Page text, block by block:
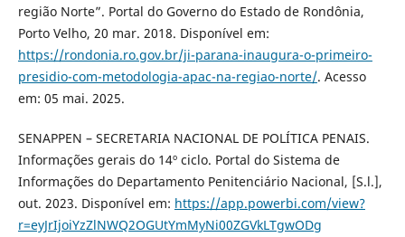
região Norte”. Portal do Governo do Estado de Rondônia,
Porto Velho, 20 mar. 2018. Disponível em:
https://rondonia.ro.gov.br/ji-parana-inaugura-o-primeiro-
presidio-com-metodologia-apac-na-regiao-norte/. Acesso
em: 05 mai. 2025.
SENAPPEN – SECRETARIA NACIONAL DE POLÍTICA PENAIS.
Informações gerais do 14º ciclo. Portal do Sistema de
Informações do Departamento Penitenciário Nacional, [S.l.],
out. 2023. Disponível em: https://app.powerbi.com/view?
r=eyJrIjoiYzZlNWQ2OGUtYmMyNi00ZGVkLTgwODg